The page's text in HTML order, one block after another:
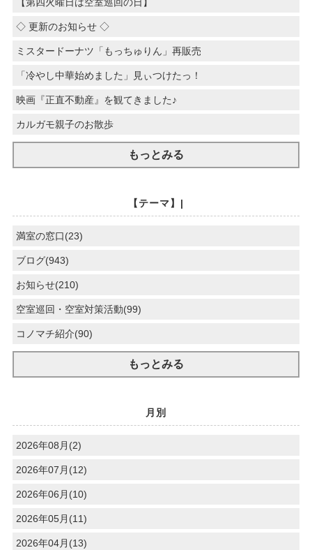
◇ 更新のお知らせ ◇
ミスタードーナツ「もっちゅりん」再販売
「冷やし中華始めました」見ぃつけたっ！
映画『正直不動産』を観てきました♪
カルガモ親子のお散歩
もっとみる
【テーマ】|
満室の窓口(23)
ブログ(943)
お知らせ(210)
空室巡回・空室対策活動(99)
コノマチ紹介(90)
もっとみる
月別
2026年08月(2)
2026年07月(12)
2026年06月(10)
2026年05月(11)
2026年04月(13)